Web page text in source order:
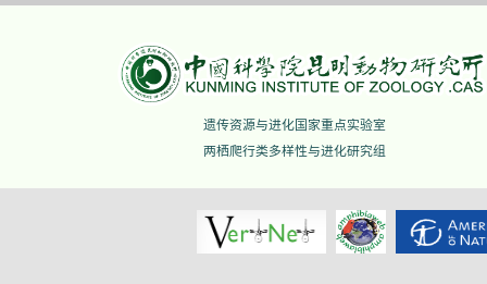
遗传资源与进化国家重点实验室
两栖爬行类多样性与进化研究组